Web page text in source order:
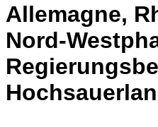
Allemagne,
Nord-